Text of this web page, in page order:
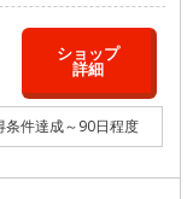
ショップ
詳細
条件達成～90日程度